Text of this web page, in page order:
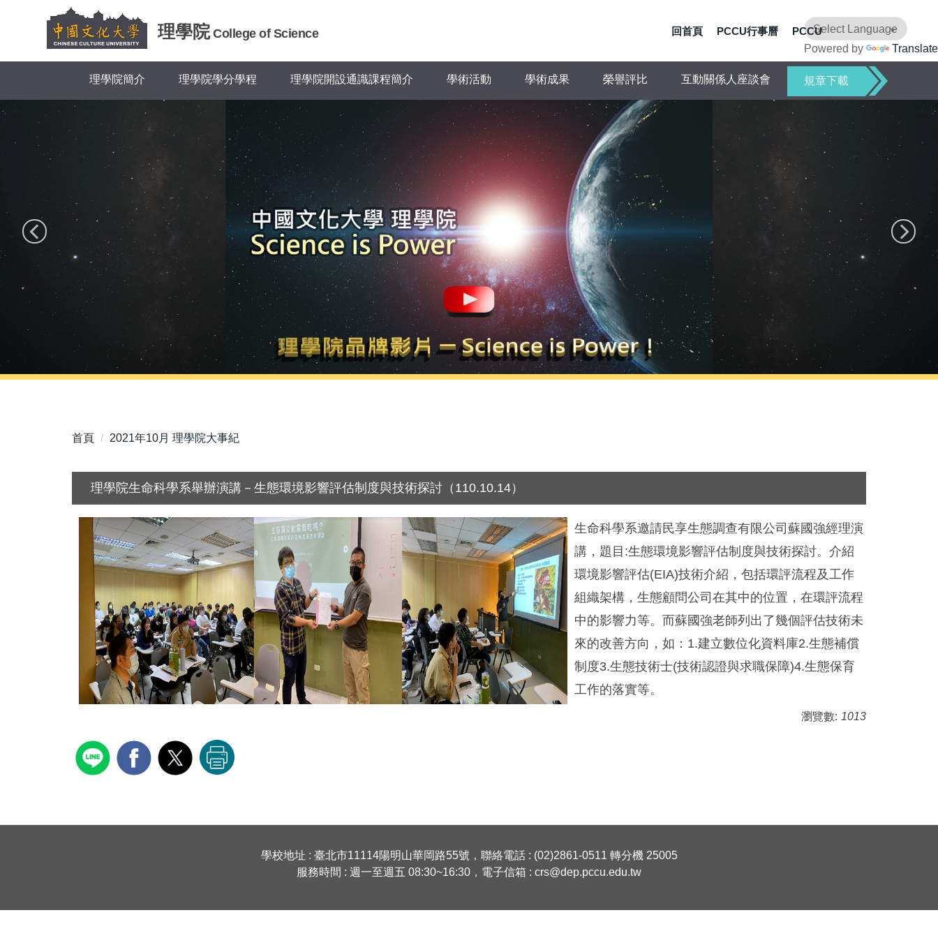
要
理學院 College of Science
Powered by Translate
回首頁 PCCU行事曆 PCCU
理學院簡介 理學院學分學程 理學院開設通識課程簡介 學術活動 學術成果 榮譽評比 互動關係人座談會 規章下載
首頁 2021年10月 理學院大事紀
理學院生命科學系舉辦演講－生態環境影響評估制度與技術探討（110.10.14）
生命科學系邀請民享生態調查有限公司蘇國強經理演
講，題目:生態環境影響評估制度與技術探討。介紹
環境影響評估(EIA)技術介紹，包括環評流程及工作
組織架構，生態顧問公司在其中的位置，在環評流程
中的影響力等。而蘇國強老師列出了幾個評估技術未
來的改善方向，如：1.建立數位化資料庫2.生態補償
制度3.生態技術士(技術認證與求職保障)4.生態保育
工作的落實等。
瀏覽數: 1013
學校地址 : 臺北市11114陽明山華岡路55號，聯絡電話 : (02)2861-0511 轉分機 25005
服務時間 : 週一至週五 08:30~16:30，電子信箱 : crs@dep.pccu.edu.tw